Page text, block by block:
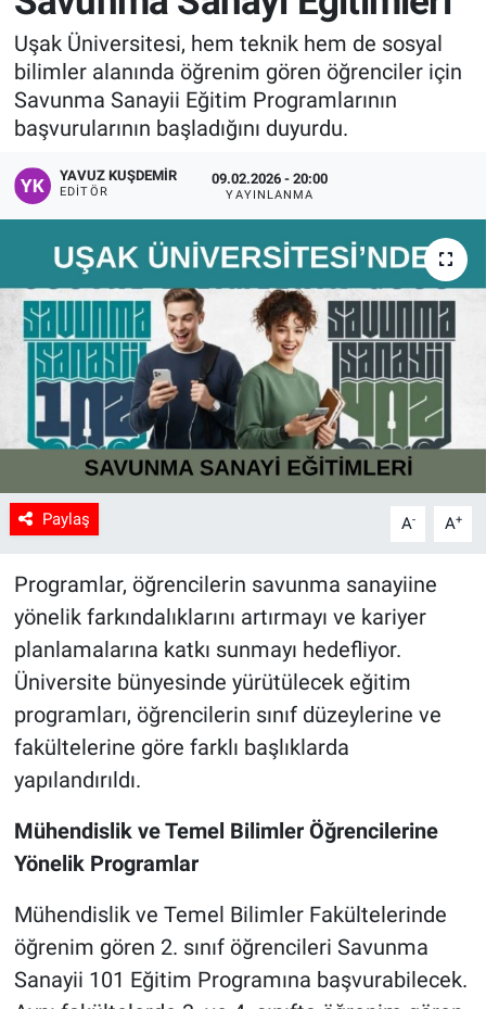
Uşak Üniversitesi, hem teknik hem de sosyal
bilimler alanında öğrenim gören öğrenciler için
Savunma Sanayii Eğitim Programlarının
başvurularının başladığını duyurdu.
YAVUZ KUŞDEMIR
EDITÖR
09.02.2026 - 20:00
YAYINLANMA
Paylaş A- A+
Programlar, öğrencilerin savunma sanayiine
yönelik farkındalıklarını artırmayı ve kariyer
planlamalarına katkı sunmayı hedefliyor.
Üniversite bünyesinde yürütülecek eğitim
programları, öğrencilerin sınıf düzeylerine ve
fakültelerine göre farklı başlıklarda
yapılandırıldı.
Mühendislik ve Temel Bilimler Öğrencilerine
Yönelik Programlar
Mühendislik ve Temel Bilimler Fakültelerinde
öğrenim gören 2. sınıf öğrencileri Savunma
Sanayii 101 Eğitim Programına başvurabilecek.
Manşet
Resmi İlanlar
Spor
Uşak Haberleri